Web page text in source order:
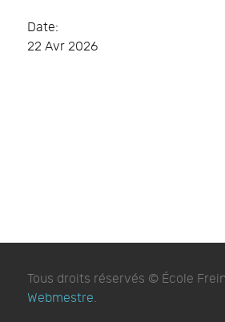
Date:
22 Avr 2026
Tous droits réservés © École
Webmestre.